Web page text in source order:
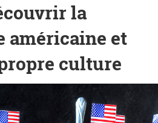
la
américaine et
culture